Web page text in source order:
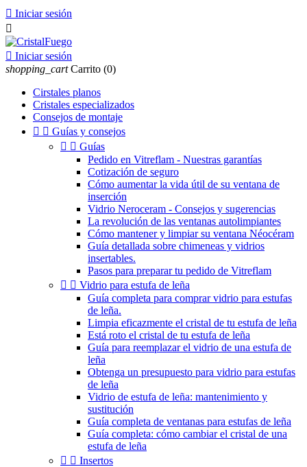
 Iniciar sesión

 Iniciar sesión
shopping_cart Carrito (0)
Cirstales planos
Cristales especializados
Consejos de montaje
  Guías y consejos
  Guías
Pedido en Vitreflam - Nuestras garantías
Cotización de seguro
Cómo aumentar la vida útil de su ventana de
inserción
Vidrio Neroceram - Consejos y sugerencias
La revolución de las ventanas autolimpiantes
Cómo mantener y limpiar su ventana Néocéram
Guía detallada sobre chimeneas y vidrios
insertables.
Pasos para preparar tu pedido de Vitreflam
  Vidrio para estufa de leña
Guía completa para comprar vidrio para estufas
de leña.
Limpia eficazmente el cristal de tu estufa de leña
Está roto el cristal de tu estufa de leña
Guía para reemplazar el vidrio de una estufa de
leña
Obtenga un presupuesto para vidrio para estufas
de leña
Vidrio de estufa de leña: mantenimiento y
sustitución
Guía completa de ventanas para estufas de leña
Guía completa: cómo cambiar el cristal de una
estufa de leña
  Insertos